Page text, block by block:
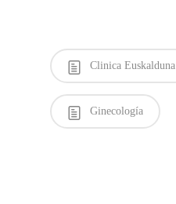
Clinica Euskalduna
Ginecología